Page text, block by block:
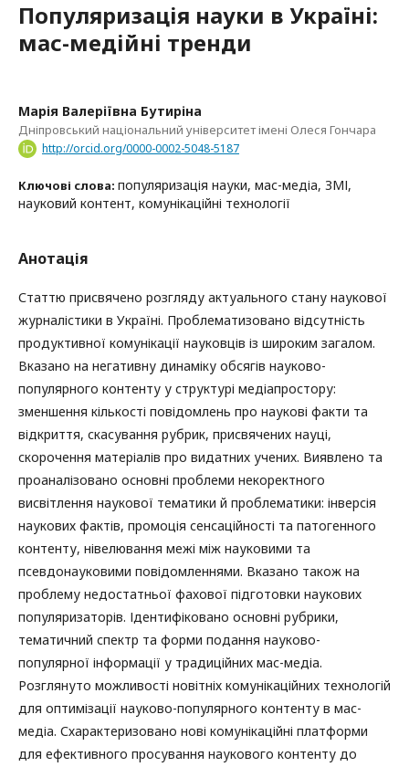
Популяризація науки в Україні:
мас-медійні тренди
Марія Валеріївна Бутиріна
Дніпровський національний університет імені Олеся Гончара
http://orcid.org/0000-0002-5048-5187
Ключові слова: популяризація науки, мас-медіа, ЗМІ,
науковий контент, комунікаційні технології
Анотація
Статтю присвячено розгляду актуального стану наукової
журналістики в Україні. Проблематизовано відсутність
продуктивної комунікації науковців із широким загалом.
Вказано на негативну динаміку обсягів науково-
популярного контенту у структурі медіапростору:
зменшення кількості повідомлень про наукові факти та
відкриття, скасування рубрик, присвячених науці,
скорочення матеріалів про видатних учених. Виявлено та
проаналізовано основні проблеми некоректного
висвітлення наукової тематики й проблематики: інверсія
наукових фактів, промоція сенсаційності та патогенного
контенту, нівелювання межі між науковими та
псевдонауковими повідомленнями. Вказано також на
проблему недостатньої фахової підготовки наукових
популяризаторів. Ідентифіковано основні рубрики,
тематичний спектр та форми подання науково-
популярної інформації у традиційних мас-медіа.
Розглянуто можливості новітніх комунікаційних технологій
для оптимізації науково-популярного контенту в мас-
медіа. Схарактеризовано нові комунікаційні платформи
для ефективного просування наукового контенту до